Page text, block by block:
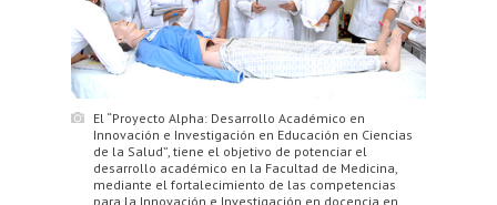
El “Proyecto Alpha: Desarrollo Académico en
Innovación e Investigación en Educación en Ciencias
de la Salud”, tiene el objetivo de potenciar el
desarrollo académico en la Facultad de Medicina,
mediante el fortalecimiento de las competencias
para la Innovación e Investigación en docencia en